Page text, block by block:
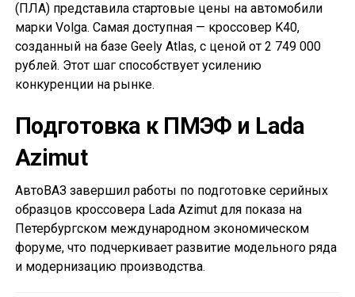
(ПЛА) представила стартовые цены на автомобили
марки Volga. Самая доступная — кроссовер K40,
созданный на базе Geely Atlas, с ценой от 2 749 000
рублей. Этот шаг способствует усилению
конкуренции на рынке.
Подготовка к ПМЭФ и Lada
Azimut
АвтоВАЗ завершил работы по подготовке серийных
образцов кроссовера Lada Azimut для показа на
Петербургском международном экономическом
форуме, что подчеркивает развитие модельного ряда
и модернизацию производства.